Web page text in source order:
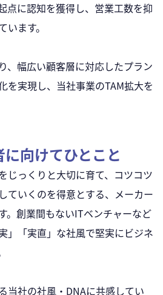
点に認知を獲得し、営業工数を抑
ます。
、幅広い顧客層に対応したプラン
を実現し、当社事業のTAM拡大を
向けてひとこと
じっくりと大切に育て、コツコツ
ていくのを得意とする、メーカー
。創業間もないITベンチャーなど
」「実直」な社風で堅実にビジネ
当社の社風・DNAに共感してい